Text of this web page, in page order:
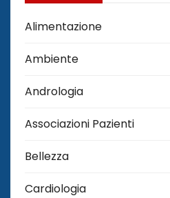
Alimentazione
Ambiente
Andrologia
Associazioni Pazienti
Bellezza
Cardiologia